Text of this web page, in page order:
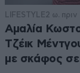
LIFESTYLE 2 ω. πριν
Αμαλία
Τζέικ
με σκάφος σε